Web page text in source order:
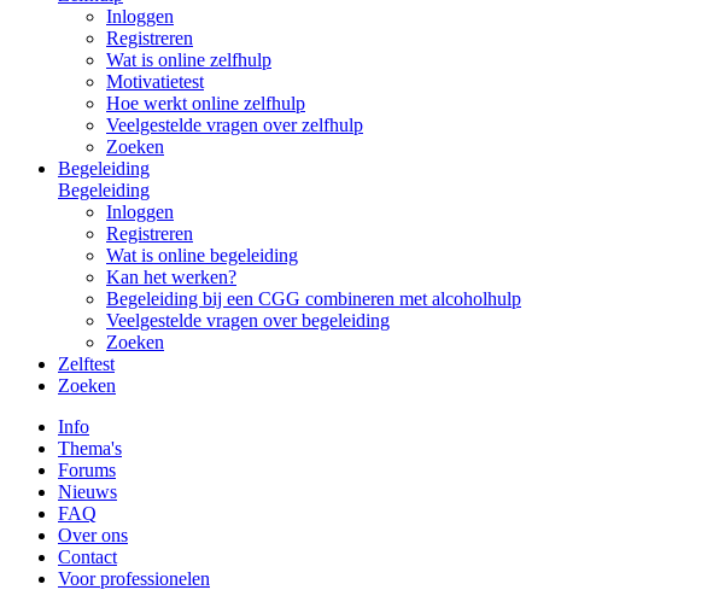
Inloggen
Registreren
Wat is online zelfhulp
Motivatietest
Hoe werkt online zelfhulp
Veelgestelde vragen over zelfhulp
Zoeken
Begeleiding
Begeleiding
Inloggen
Registreren
Wat is online begeleiding
Kan het werken?
Begeleiding bij een CGG combineren met alcoholhulp
Veelgestelde vragen over begeleiding
Zoeken
Zelftest
Zoeken
Info
Thema's
Forums
Nieuws
FAQ
Over ons
Contact
Voor professionelen